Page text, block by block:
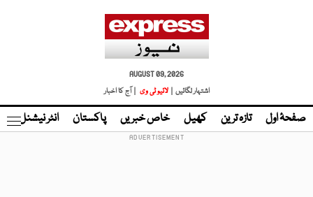
AUGUST 09, 2026
اشتہار لگائیں |
لائیو ٹی وی | آج کا اخبار
صفحۂ اول تازہ ترین کھیل خاص خبریں پاکستان انٹر نیشنل